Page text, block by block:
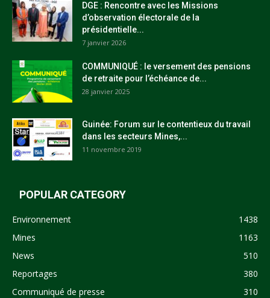
DGE : Rencontre avec les Missions
d’observation électorale de la
présidentielle...
7 janvier 2026
COMMUNIQUÉ : le versement des pensions
de retraite pour l’échéance de...
28 janvier 2025
Guinée: Forum sur le contentieux du travail
dans les secteurs Mines,...
11 novembre 2019
POPULAR CATEGORY
Environnement
1438
Mines
1163
News
510
Reportages
380
Communiqué de presse
310